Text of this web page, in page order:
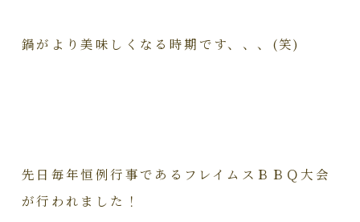
鍋がより美味しくなる時期です、、、(笑)
先日毎年恒例行事であるフレイムスＢＢＱ大会
が行われました！